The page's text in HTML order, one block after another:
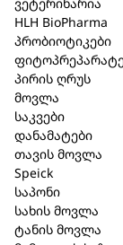
HLH BioPharma
პრობიოტიკები
პირის ღრუს
მოვლა
საკვები
დანამატები
თავის მოვლა
Speick
საპონი
სახის მოვლა
ტანის მოვლა
მლ ;
შპაიკი
კანისთვის
შპაიკი
ბალზამი 75
105,20 ₾